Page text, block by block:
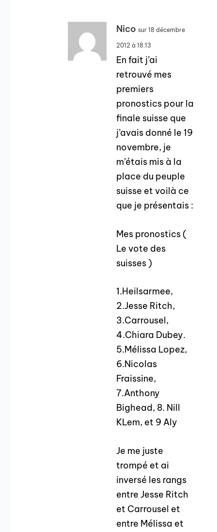
Nico sur 18 décembre
2012 à 18:13
En fait j’ai
retrouvé mes
premiers
pronostics pour la
finale suisse que
j’avais donné le 19
novembre, je
m’étais mis à la
place du peuple
suisse et voilà ce
que je présentais :
Mes pronostics (
Le vote des
suisses )
1.Heilsarmee,
2.Jesse Ritch,
3.Carrousel,
4.Chiara Dubey.
5.Mélissa Lopez,
6.Nicolas
Fraissine,
7.Anthony
Bighead, 8. Nill
KLem, et 9 Aly
Je me juste
trompé et ai
inversé les rangs
entre Jesse Ritch
et Carrousel et
entre Mélissa et